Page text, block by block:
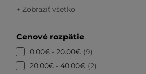
+ Zobraziť všetko
Cenové rozpätie
0.00€ - 20.00€ 9
20.00€ - 40.00€ 2